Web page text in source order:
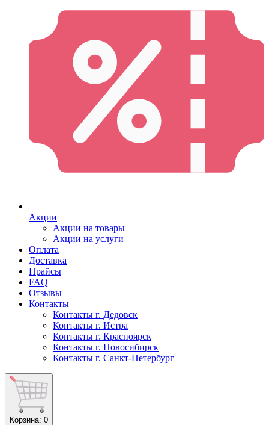
Акции
Акции на товары
Акции на услуги
Оплата
Доставка
Прайсы
FAQ
Отзывы
Контакты
Контакты г. Дедовск
Контакты г. Истра
Контакты г. Красноярск
Контакты г. Новосибирск
Контакты г. Санкт-Петербург
Корзина: 0